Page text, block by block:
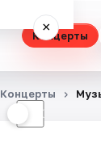
Концерты
×
☾
Концерты